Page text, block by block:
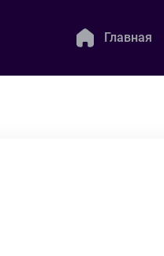
Главная